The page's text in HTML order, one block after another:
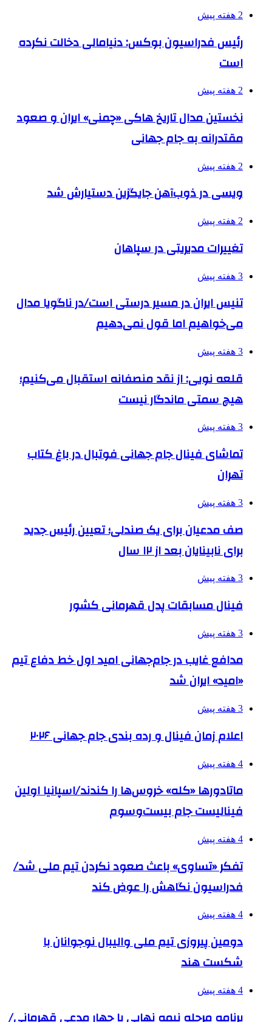
2 هفته پیش
رئیس فدراسیون بوکس: دنیامالی دخالت نکرده
است
2 هفته پیش
نخستین مدال تاریخ هاکی «چمنی» ایران و صعود
مقتدرانه به جام جهانی
2 هفته پیش
ویسی در ذوب‌آهن جایگزین دستیارش شد
2 هفته پیش
تغییرات مدیریتی در سپاهان
3 هفته پیش
تنیس ایران در مسیر درستی است/در ناگویا مدال
می‌خواهیم اما قول نمی‌دهیم
3 هفته پیش
قلعه نویی: از نقد منصفانه استقبال می‌کنیم؛
هیچ سمتی ماندگار نیست
3 هفته پیش
تماشای فینال جام جهانی فوتبال در باغ کتاب
تهران
3 هفته پیش
صف مدعیان برای یک صندلی؛ تعیین رئیس جدید
برای نابینایان بعد از ۱۲ سال
3 هفته پیش
فینال مسابقات پدل قهرمانی کشور
3 هفته پیش
مدافع غایب در جام‌جهانی امید اول خط دفاع تیم
«امید» ایران شد
3 هفته پیش
اعلام زمان فینال و رده بندی جام جهانی ۲۰۲۶
4 هفته پیش
ماتادورها «کله» خروس‌ها را کندند/اسپانیا اولین
فینالیست جام بیست‌وسوم
4 هفته پیش
تفکر «تساوی» باعث صعود نکردن تیم ملی شد/
فدراسیون نگاهش را عوض کند
4 هفته پیش
دومین پیروزی تیم ملی والیبال نوجوانان با
شکست هند
4 هفته پیش
برنامه مرحله نیمه نهایی با چهار مدعی قهرمانی/